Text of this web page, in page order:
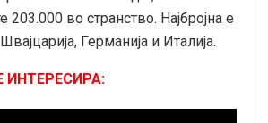
203.000 во странство. Најбројна е
Германија и Италија.
ИНТЕРЕСИРА: